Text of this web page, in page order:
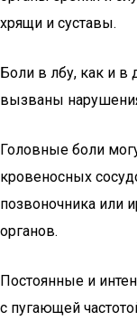
хрящи и суставы.
Боли в лбу, как и в
вызваны
Головные боли
кровеносных
позвоночника или
органов.
Постоянные и
с пугающей